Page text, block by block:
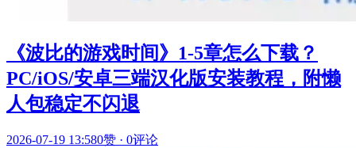
《波比的游戏时间》1-5章怎么下载？
PC/iOS/安卓三端汉化版安装教程，附懒
人包稳定不闪退
2026-07-19 13:580赞 · 0评论